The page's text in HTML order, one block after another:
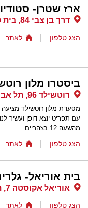
ארז שטרן-
דרך בן צבי 84, בית פנורמה, תל אביב
הצג טלפון לאתר
ביסטרו מלון
רוטשילד 96, תל אביב
מסעדת מלון רוטשילד
עם תפריט יוצא דופן
מהשעה 12 בצהריים
הצג טלפון לאתר
בית אוריאל-
אוריאל אקוסטה 7, תל אביב
הצג טלפון לאתר